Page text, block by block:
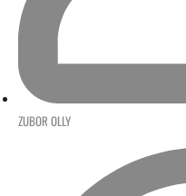
ZUBOR OLLY